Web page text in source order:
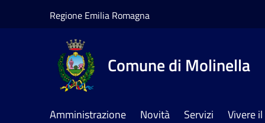
Regione Emilia Romagna
Comune di Molinella
Amministrazione Novità Servizi Vivere